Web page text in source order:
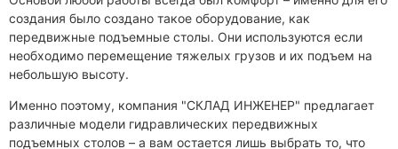
создания было создано такое оборудование, как
передвижные подъемные столы. Они используются если
необходимо перемещение тяжелых грузов и их подъем на
небольшую высоту.
Именно поэтому, компания "СКЛАД ИНЖЕНЕР" предлагает
различные модели гидравлических передвижных
подъемных столов – а вам остается лишь выбрать то, что